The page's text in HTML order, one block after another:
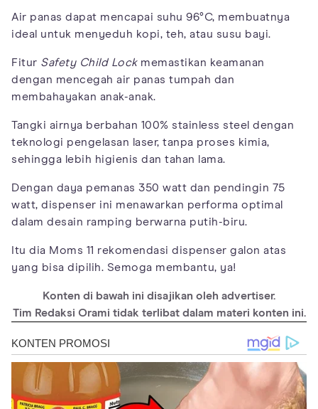
Air panas dapat mencapai suhu 96°C, membuatnya
ideal untuk menyeduh kopi, teh, atau susu bayi.
Fitur Safety Child Lockmemastikan keamanan
dengan mencegah air panas tumpah dan
membahayakan anak-anak.
Tangki airnya berbahan 100% stainless steel dengan
teknologi pengelasan laser, tanpa proses kimia,
sehingga lebih higienis dan tahan lama.
Dengan daya pemanas 350 watt dan pendingin 75
watt, dispenser ini menawarkan performa optimal
dalam desain ramping berwarna putih-biru.
Itu dia Moms 11 rekomendasi dispenser galon atas
yang bisa dipilih. Semoga membantu, ya!
Konten di bawah ini disajikan oleh advertiser.
Tim Redaksi Orami tidak terlibat dalam materi konten ini.